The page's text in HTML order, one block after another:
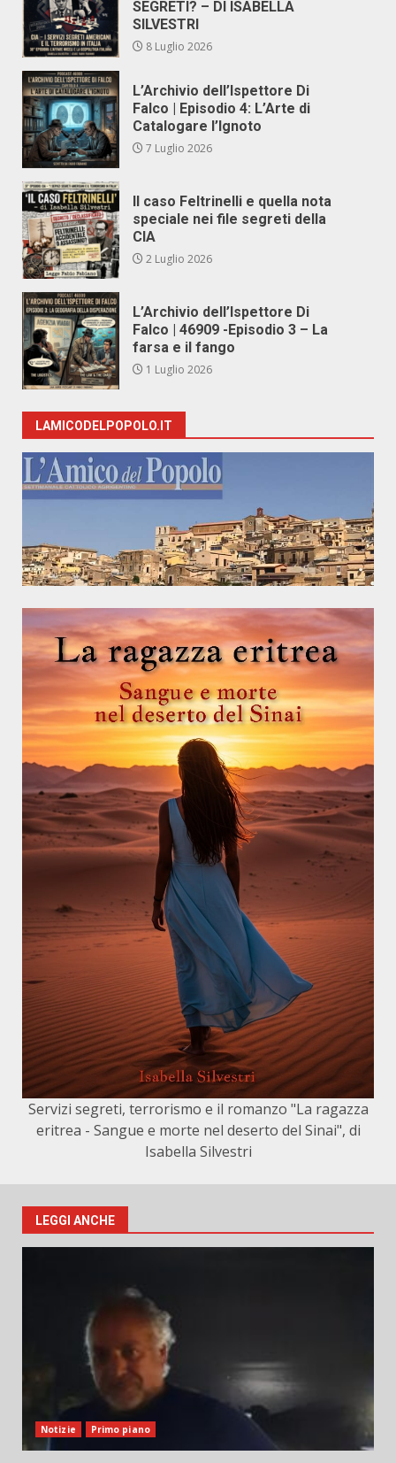
SEGRETI? – DI ISABELLA
SILVESTRI
8 Luglio 2026
L’Archivio dell’Ispettore Di
Falco | Episodio 4: L’Arte di
Catalogare l’Ignoto
7 Luglio 2026
Il caso Feltrinelli e quella nota
speciale nei file segreti della
CIA
2 Luglio 2026
L’Archivio dell’Ispettore Di
Falco | 46909 -Episodio 3 – La
farsa e il fango
1 Luglio 2026
LAMICODELPOPOLO.IT
Servizi segreti, terrorismo e il romanzo "La ragazza
eritrea - Sangue e morte nel deserto del Sinai", di
Isabella Silvestri
LEGGI ANCHE
Notizie Primo piano